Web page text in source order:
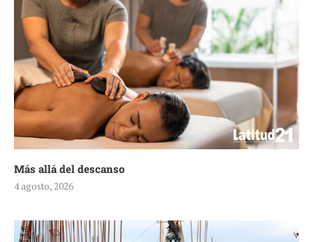
Más allá del descanso
4 agosto, 2026